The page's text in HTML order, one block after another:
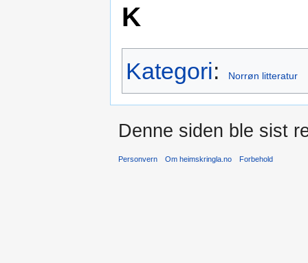
K
Kategori: Norrøn litteratur
Denne siden ble sist
Personvern Om heimskringla.no Forbehold